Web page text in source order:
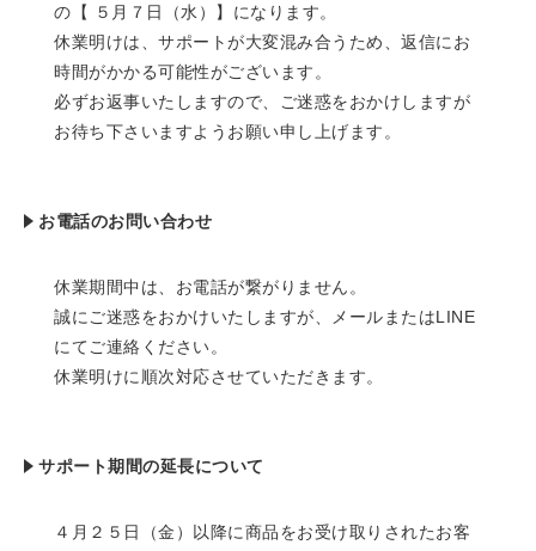
の【 ５月７日（水）】になります。
休業明けは、サポートが大変混み合うため、返信にお
時間がかかる可能性がございます。
必ずお返事いたしますので、ご迷惑をおかけしますが
お待ち下さいますようお願い申し上げます。
お電話のお問い合わせ
休業期間中は、お電話が繋がりません。
誠にご迷惑をおかけいたしますが、メールまたはLINE
にてご連絡ください。
休業明けに順次対応させていただきます。
サポート期間の延長について
４月２５日（金）以降に商品をお受け取りされたお客